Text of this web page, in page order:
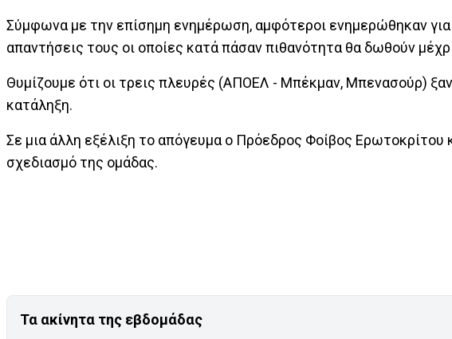
Σύμφωνα με την επίσημη ενημέρωση, αμφότεροι ενημερώθηκαν για
απαντήσεις τους οι οποίες κατά πάσαν πιθανότητα θα δωθούν
Θυμίζουμε ότι οι τρεις πλευρές (ΑΠΟΕΛ - Μπέκμαν, Μπενασούρ)
κατάληξη.
Σε μια άλλη εξέλιξη το απόγευμα ο Πρόεδρος Φοίβος Ερωτοκρίτου
σχεδιασμό της ομάδας.
Τα ακίνητα της εβδομάδας